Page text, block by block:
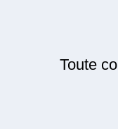
Toute